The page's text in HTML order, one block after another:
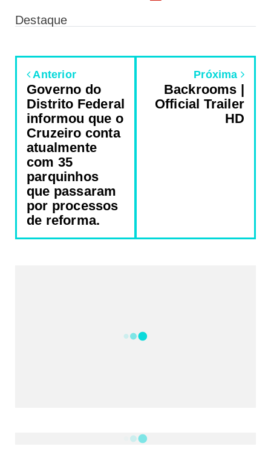
Destaque
Anterior
Governo do
Distrito Federal
informou que o
Cruzeiro conta
atualmente
com 35
parquinhos
que passaram
por processos
de reforma.
Próxima
Backrooms |
Official Trailer
HD